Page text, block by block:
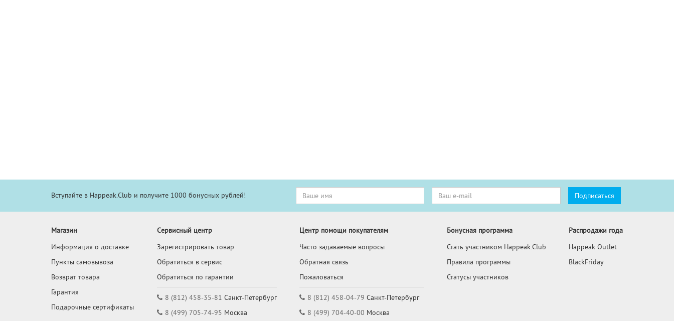
Вступайте в Happeak.Club и получите 1000 бонусных рублей!
Магазин
Информация о доставке
Пункты самовывоза
Возврат товара
Гарантия
Подарочные сертификаты
Сервисный центр
Зарегистрировать товар
Обратиться в сервис
Обратиться по гарантии
8 (812) 458-35-81 Санкт-Петербург
8 (499) 705-74-95 Москва
Центр помощи покупателям
Часто задаваемые вопросы
Обратная связь
Пожаловаться
8 (812) 458-04-79 Санкт-Петербург
8 (499) 704-40-00 Москва
Бонусная программа
Стать участником Happeak.Club
Правила программы
Статусы участников
Распродажи года
Happeak Outlet
BlackFriday